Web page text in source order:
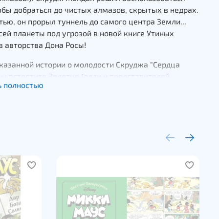
добраться до чистых алмазов, скрытых в недрах.
он прорыл туннель до самого центра Земли...
планеты под угрозой в новой книге Утиных
авторства Дона Росы!
истории о молодости Скруджа "Сердца
встретите Золотце Голди и представителей
Королевской Конной Полиции, а в
содержит огромное количество информации о
создания историй и коллекцию нарисованных Росой
мангу, книги и мерч Вы можете в нашей
"Жабокрокодил" или заказать онлайн
полностью